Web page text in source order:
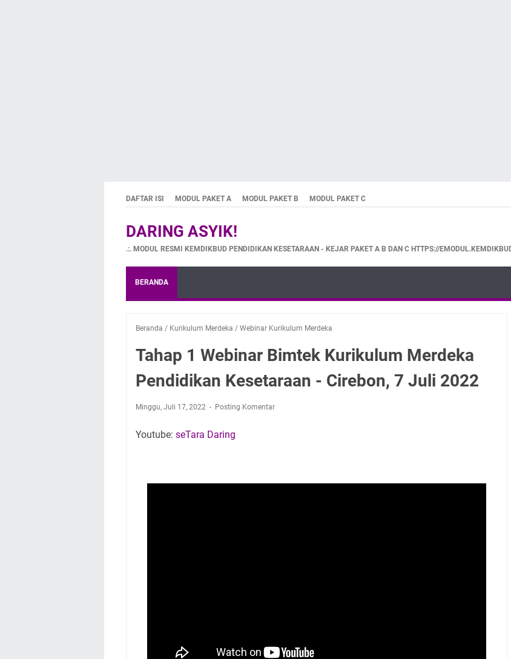
DAFTAR ISI MODUL PAKET A MODUL PAKET B MODUL PAKET C
DARING ASYIK!
.:. MODUL RESMI KEMDIKBUD PENDIDIKAN KESETARAAN - KEJAR PAKET A B DAN C HTTPS://
BERANDA
Beranda / Kurikulum Merdeka / Webinar Kurikulum Merdeka
Tahap 1 Webinar Bimtek Kurikulum Merdeka
Pendidikan Kesetaraan - Cirebon, 7 Juli 2022
Minggu, Juli 17, 2022 Posting Komentar
Youtube: seTara Daring